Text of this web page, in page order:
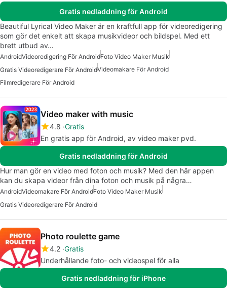
Gratis nedladdning för Android
Beautiful Lyrical Video Maker är en kraftfull app för videoredigering
som gör det enkelt att skapa musikvideor och bildspel. Med ett
brett utbud av…
AndroidVideoredigering För AndroidFoto Video Maker Musik
Gratis Videoredigerare För AndroidVideomakare För Android
Filmredigerare För Android
Video maker with music
4.8 Gratis
En gratis app för Android, av video maker pvd.
Gratis nedladdning för Android
Hur man gör en video med foton och musik? Med den här appen
kan du skapa videor från dina foton och musik på några…
AndroidVideomakare För AndroidFoto Video Maker Musik
Gratis Videoredigerare För Android
Photo roulette game
4.2 Gratis
Underhållande foto- och videospel för alla
Gratis nedladdning för iPhone